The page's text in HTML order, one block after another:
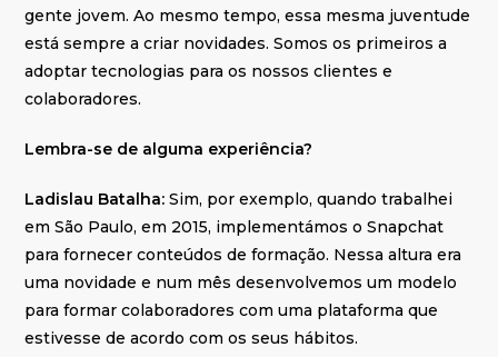
gente jovem. Ao mesmo tempo, essa mesma juventude
está sempre a criar novidades. Somos os primeiros a
adoptar tecnologias para os nossos clientes e
colaboradores.
Lembra-se de alguma experiência?
Ladislau Batalha: Sim, por exemplo, quando trabalhei
em São Paulo, em 2015, implementámos o Snapchat
para fornecer conteúdos de formação. Nessa altura era
uma novidade e num mês desenvolvemos um modelo
para formar colaboradores com uma plataforma que
estivesse de acordo com os seus hábitos.